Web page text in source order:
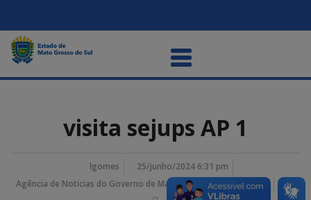
visita sejups AP 1
lgomes
25/junho/2024 6:31 pm
Agência de Noticias do Governo de Mato Grosso do Sul